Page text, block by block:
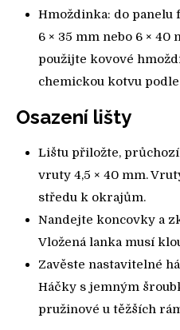
Hmoždinka: do panelu
6 × 35 mm nebo 6 ×
použijte kovové
chemickou kotvu
Osazení lišty
Lištu přiložte,
vruty 4,5 × 40 mm.
středu k okrajům.
Nandejte koncovky a
Vložená lanka musí
Zavěste nastavitelné
Háčky s jemným
pružinové u těžších